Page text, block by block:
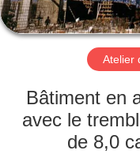
SPECTACLE
DE
RÉALITÉ
VIRTUELLE
Atelier
Bâtiment en
avec le
de 8,0